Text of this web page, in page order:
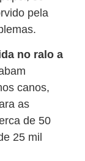
pela
no ralo a
canos,
as
de 50
25 mil